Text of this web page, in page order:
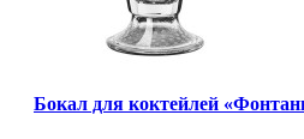
Бокал для коктейлей